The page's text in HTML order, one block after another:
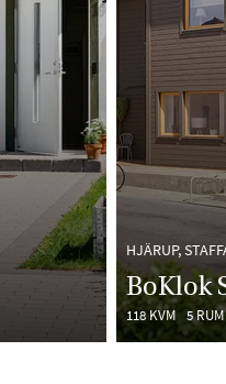
HJÄRUP,
BoKlok
118 KVM 5 RUM